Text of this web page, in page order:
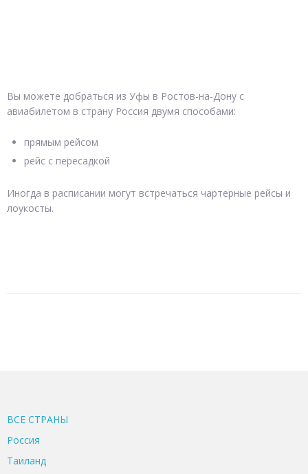
Вы можете добраться из Уфы в Ростов-на-Дону с
авиабилетом в страну Россия двумя способами:
прямым рейсом
рейс с пересадкой
Иногда в расписании могут встречаться чартерные рейсы и
лоукосты.
ВСЕ CТРАНЫ
Россия
Таиланд